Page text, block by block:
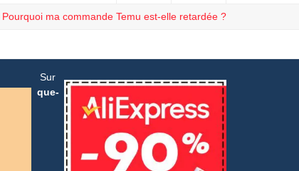
Pourquoi ma commande Temu est-elle retardée ?
Sur
que-